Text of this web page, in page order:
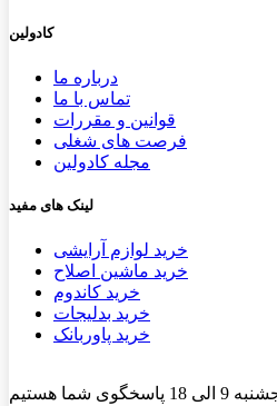
کادولین
درباره ما
تماس با ما
قوانین و مقررات
فرصت های شغلی
مجله کادولین
لینک های مفید
خرید لوازم آرایشی
خرید ماشین اصلاح
خرید کاندوم
خرید بدلیجات
خرید پاوربانک
شما هستیم